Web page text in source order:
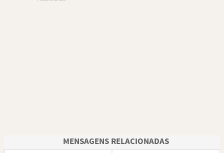
MENSAGENS RELACIONADAS